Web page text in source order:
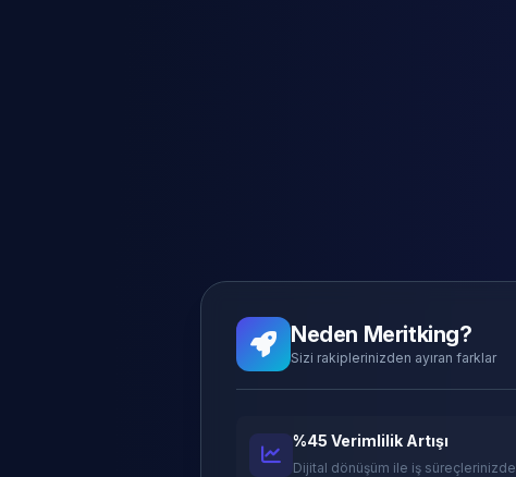
Neden Meritking?
Sizi rakiplerinizden ayıran farklar
%45 Verimlilik Artışı
Dijital dönüşüm ile iş süreçlerinizde